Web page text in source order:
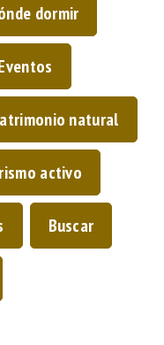
dormir
natural
activo
Buscar